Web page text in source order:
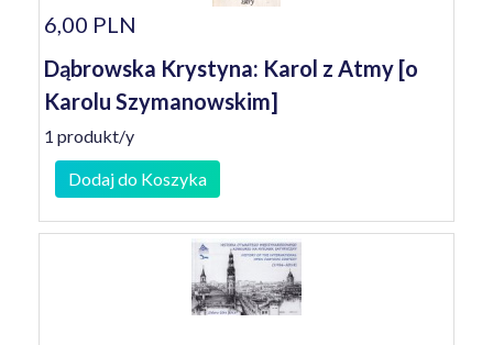
6,00 PLN
Dąbrowska Krystyna: Karol z Atmy [o
Karolu Szymanowskim]
1 produkt/y
Dodaj do Koszyka